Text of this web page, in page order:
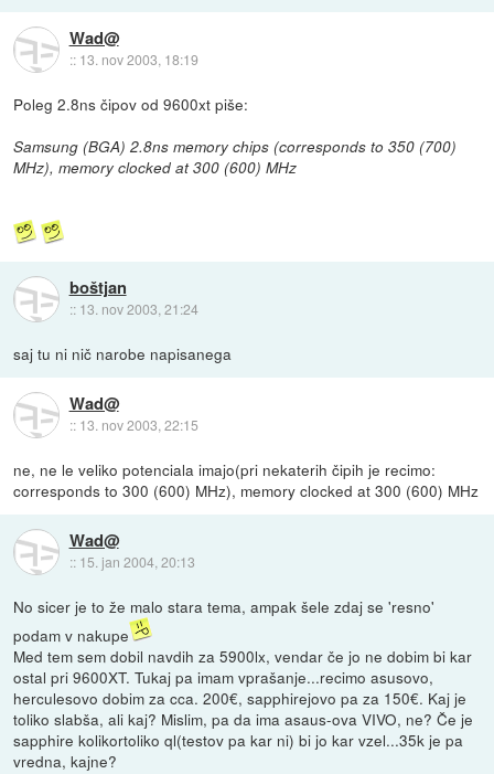
Wad@
:: 13. nov 2003, 18:19
Poleg 2.8ns čipov od 9600xt piše:
Samsung (BGA) 2.8ns memory chips (corresponds to 350 (700)
MHz), memory clocked at 300 (600) MHz
boštjan
:: 13. nov 2003, 21:24
saj tu ni nič narobe napisanega
Wad@
:: 13. nov 2003, 22:15
ne, ne le veliko potenciala imajo(pri nekaterih čipih je recimo:
corresponds to 300 (600) MHz), memory clocked at 300 (600) MHz
Wad@
:: 15. jan 2004, 20:13
No sicer je to že malo stara tema, ampak šele zdaj se 'resno'
podam v nakupe
Med tem sem dobil navdih za 5900lx, vendar če jo ne dobim bi kar
ostal pri 9600XT. Tukaj pa imam vprašanje...recimo asusovo,
herculesovo dobim za cca. 200€, sapphirejovo pa za 150€. Kaj je
toliko slabša, ali kaj? Mislim, pa da ima asaus-ova VIVO, ne? Če je
sapphire kolikortoliko ql(testov pa kar ni) bi jo kar vzel...35k je pa
vredna, kajne?